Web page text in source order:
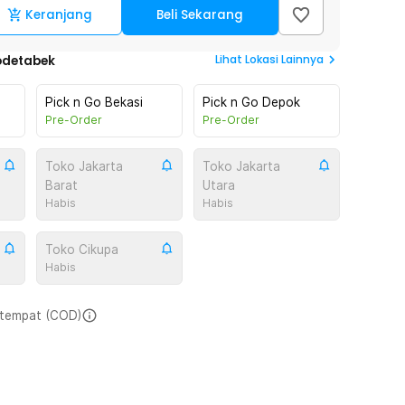
Keranjang Beli Sekarang
Lihat Lokasi Lainnya
Pick n Go Bekasi
Pre-Order
Pick n Go Depok
Pre-Order
Toko Jakarta
Barat
Habis
Toko Jakarta
Utara
Habis
Toko Cikupa
Habis
(COD)